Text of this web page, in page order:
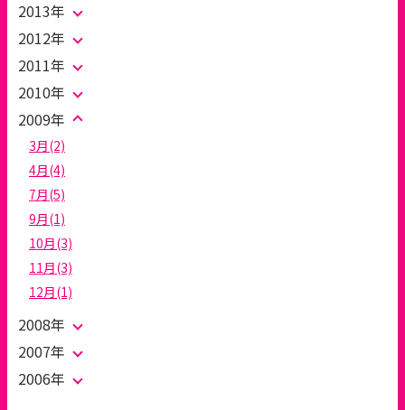
2013年
2012年
2011年
2010年
2009年
3月(2)
4月(4)
7月(5)
9月(1)
10月(3)
11月(3)
12月(1)
2008年
2007年
2006年